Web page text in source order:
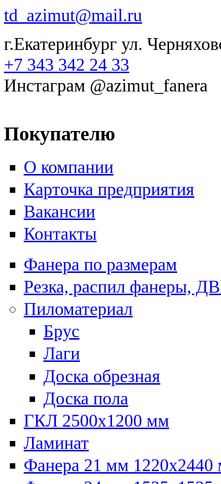
td_azimut@mail.ru
г.Екатеринбург ул.
+7 343 342 24 33
Инстаграм @azimut_fanera
Покупателю
О компании
Карточка предприятия
Вакансии
Контакты
Фанера по размерам
Резка, распил фанеры,
Пиломатериал
Брус
Лаги
Доска обрезная
Доска пола
ГКЛ 2500х1200 мм
Ламинат
Фанера 21 мм 1220х2440